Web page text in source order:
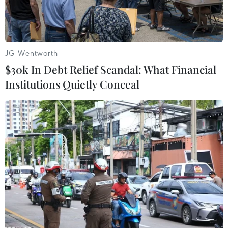
Ảnh minh họa. (Nguồn: Reuters)
Một liên minh gồm 19 nước, trong đó có Anh và
Mỹ, đã nhất trí thiết lập các tuyến vận tải biển
không phát thải khí carbon kết nối các cảng, để
tăng tốc tiến trình phi carbon hóa ngành hàng
JG Wentworth
$30k In Debt Relief Scandal: What Financial
Institutions Quietly Conceal